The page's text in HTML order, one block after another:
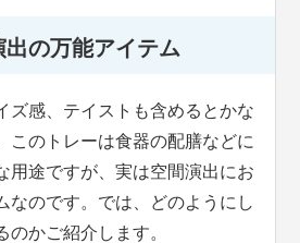
出の万能アイテム
ズ感、テイストも含めるとかな
このトレーは食器の配膳などに
用途ですが、実は空間演出にお
なのです。では、どのようにし
のかご紹介します。